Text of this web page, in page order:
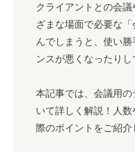
クライアントとの会
ざまな場面で必要な
んでしまうと、使い
ンスが悪くなったり
本記事では、会議用
いて詳しく解説！人
際のポイントをご紹介